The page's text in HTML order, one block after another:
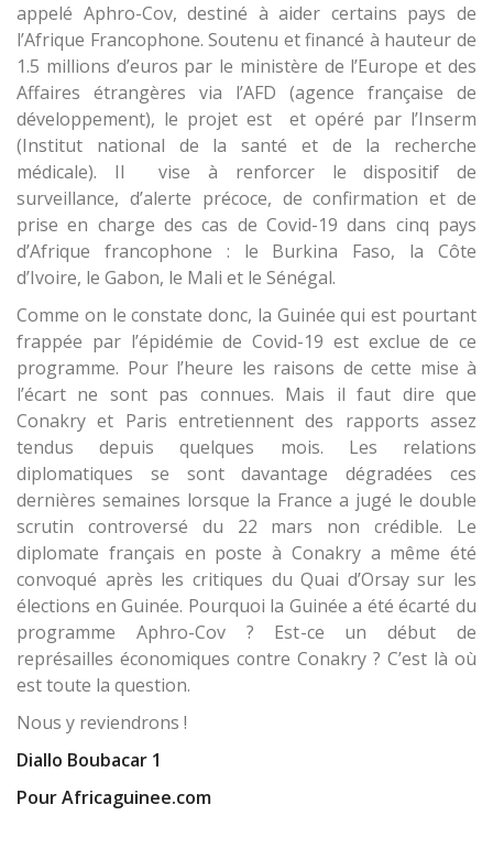
appelé Aphro-Cov, destiné à aider certains pays de
l’Afrique Francophone. Soutenu et financé à hauteur de
1.5 millions d’euros par le ministère de l’Europe et des
Affaires étrangères via l’AFD (agence française de
développement), le projet est et opéré par l’Inserm
(Institut national de la santé et de la recherche
médicale). Il vise à renforcer le dispositif de
surveillance, d’alerte précoce, de confirmation et de
prise en charge des cas de Covid-19 dans cinq pays
d’Afrique francophone : le Burkina Faso, la Côte
d’Ivoire, le Gabon, le Mali et le Sénégal.
Comme on le constate donc, la Guinée qui est pourtant
frappée par l’épidémie de Covid-19 est exclue de ce
programme. Pour l’heure les raisons de cette mise à
l’écart ne sont pas connues. Mais il faut dire que
Conakry et Paris entretiennent des rapports assez
tendus depuis quelques mois. Les relations
diplomatiques se sont davantage dégradées ces
dernières semaines lorsque la France a jugé le double
scrutin controversé du 22 mars non crédible. Le
diplomate français en poste à Conakry a même été
convoqué après les critiques du Quai d’Orsay sur les
élections en Guinée. Pourquoi la Guinée a été écarté du
programme Aphro-Cov ? Est-ce un début de
représailles économiques contre Conakry ? C’est là où
est toute la question.
Nous y reviendrons !
Diallo Boubacar 1
Pour Africaguinee.com